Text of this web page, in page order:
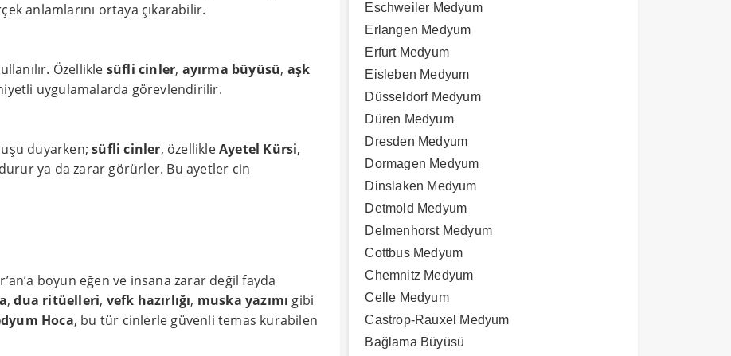
anlamlarını ortaya çıkarabilir.
Özellikle süfli cinler, ayırma büyüsü, aşk
uygulamalarda görevlendirilir.
duyarken;süfli cinler, özellikleAyetel Kürsi,
ya da zarar görürler. Bu ayetler cin
boyun eğen ve insana zarar değil fayda
,dua ritüelleri, vefk hazırlığı, muska yazımı gibi
Hoca, bu tür cinlerle güvenli temas kurabilen
Eschweiler Medyum
Erlangen Medyum
Erfurt Medyum
Eisleben Medyum
Düsseldorf Medyum
Düren Medyum
Dresden Medyum
Dormagen Medyum
Dinslaken Medyum
Detmold Medyum
Delmenhorst Medyum
Cottbus Medyum
Chemnitz Medyum
Celle Medyum
Castrop-Rauxel Medyum
Bağlama Büyüsü